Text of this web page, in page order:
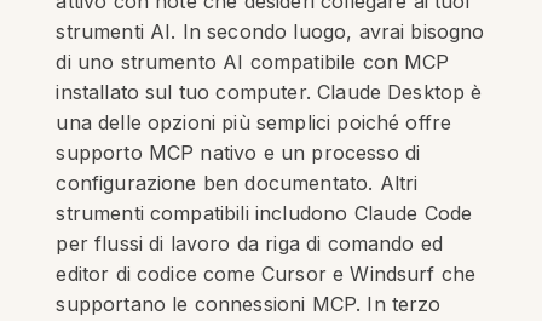
strumenti AI. In secondo luogo, avrai bisogno
di uno strumento AI compatibile con MCP
installato sul tuo computer. Claude Desktop è
una delle opzioni più semplici poiché offre
supporto MCP nativo e un processo di
configurazione ben documentato. Altri
strumenti compatibili includono Claude Code
per flussi di lavoro da riga di comando ed
editor di codice come Cursor e Windsurf che
supportano le connessioni MCP. In terzo